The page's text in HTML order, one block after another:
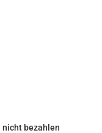
bezahlen